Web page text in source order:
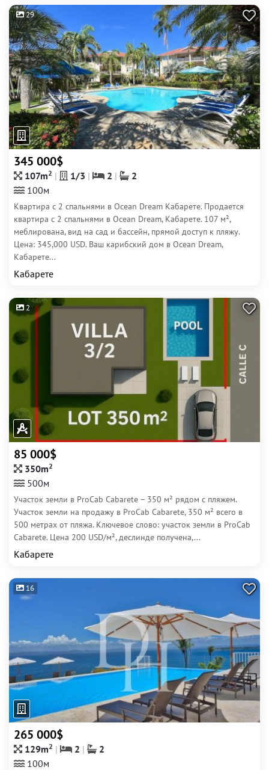
29
345 000$
107m2 1/3 2
2
100м
Квартира с 2 спальнями в Ocean Dream Кабарете. Продается
квартира с 2 спальнями в Ocean Dream, Кабарете. 107 м²,
меблирована, вид на сад и бассейн, прямой доступ к пляжу.
Цена: 345,000 USD. Ваш карибский дом в Ocean Dream,
Кабарете...
Кабарете
2
85 000$
350m2
500м
Участок земли в ProCab Cabarete – 350 м² рядом с пляжем.
Участок земли на продажу в ProCab Cabarete, 350 м² всего в
500 метрах от пляжа. Ключевое слово: участок земли в ProCab
Cabarete. Цена 200 USD/м², деслинде получена,...
Кабарете
16
265 000$
129m2 2
2
100м